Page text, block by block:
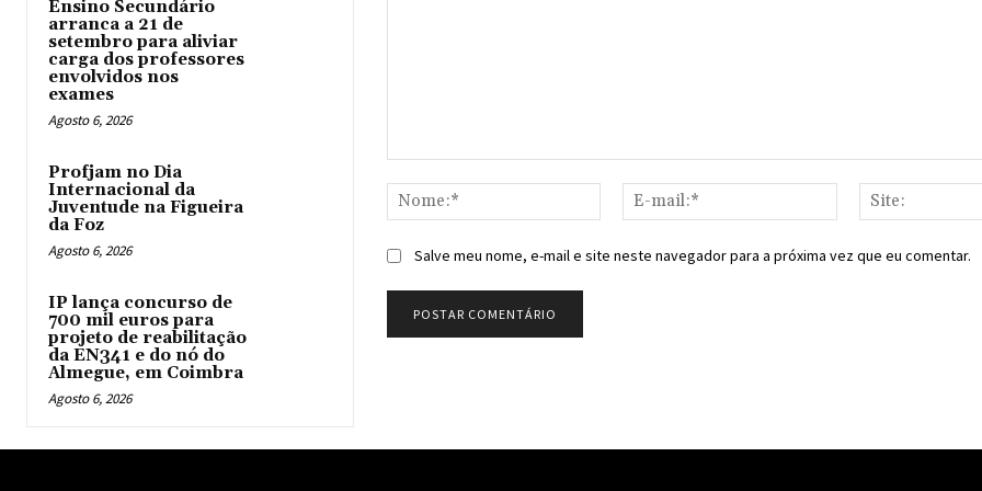
Ensino Secundário
arranca a 21 de
setembro para aliviar
carga dos professores
envolvidos nos
exames
Agosto 6, 2026
Profjam no Dia
Internacional da
Juventude na Figueira
da Foz
Agosto 6, 2026
IP lança concurso de
700 mil euros para
projeto de reabilitação
da EN341 e do nó do
Almegue, em Coimbra
Agosto 6, 2026
Nome:*
mail:*
Salve meu nome, e-mail e site neste navegador para a próxima vez que eu comentar.